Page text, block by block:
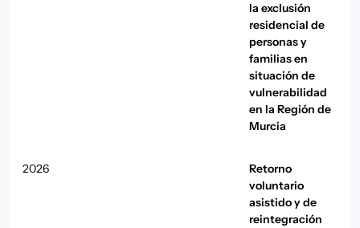
la exclusión
residencial de
personas y
familias en
situación de
vulnerabilidad
en la Región de
Murcia
2026
Retorno
voluntario
asistido y de
reintegración